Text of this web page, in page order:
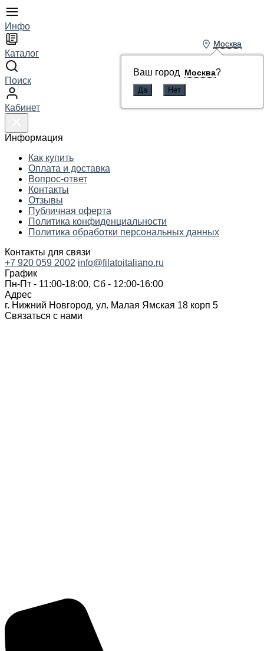
Инфо
Каталог
Поиск
Кабинет
Информация
Как купить
Оплата и доставка
Вопрос-ответ
Контакты
Отзывы
Публичная оферта
Политика конфиденциальности
Политика обработки персональных данных
Контакты для связи
Москва
Ваш город Москва?
+7 920 059 2002 info@filatoitaliano.ru
График
Пн-Пт - 11:00-18:00, Сб - 12:00-16:00
Адрес
г. Нижний Новгород, ул. Малая Ямская 18 корп 5
Связаться с нами
Москва
Ваш город Москва?